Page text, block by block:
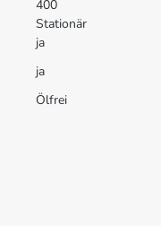
400
Stationär
ja
ja
Ölfrei